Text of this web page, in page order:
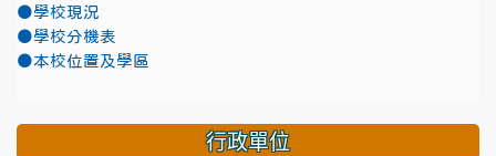
●學校現況
●學校分機表
●本校位置及學區
行政單位